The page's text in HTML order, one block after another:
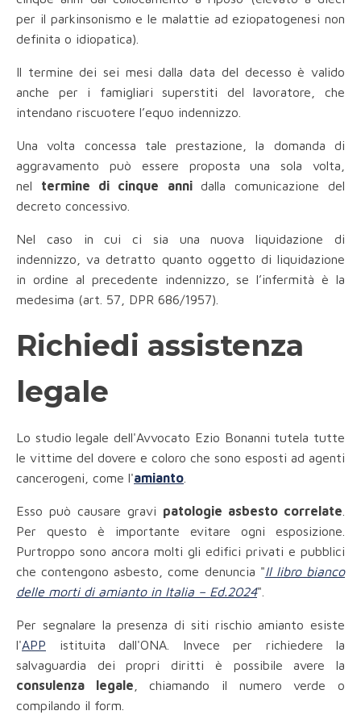
per il parkinsonismo e le malattie ad eziopatogenesi non
definita o idiopatica).
Il termine dei sei mesi dalla data del decesso è valido
anche per i famigliari superstiti del lavoratore, che
intendano riscuotere l’equo indennizzo.
Una volta concessa tale prestazione, la domanda di
aggravamento può essere proposta una sola volta,
nel termine di cinque anni dalla comunicazione del
decreto concessivo.
Nel caso in cui ci sia una nuova liquidazione di
indennizzo, va detratto quanto oggetto di liquidazione
in ordine al precedente indennizzo, se l’infermità è la
medesima (art. 57, DPR 686/1957).
Richiedi assistenza
legale
Lo studio legale dell'Avvocato Ezio Bonanni tutela tutte
le vittime del dovere e coloro che sono esposti ad agenti
cancerogeni, come l'amianto
Esso può causare gravi patologie asbesto correlate
Per questo è importante evitare ogni esposizione.
Purtroppo sono ancora molti gli edifici privati e pubblici
che contengono asbesto, come denuncia "Il libro bianco
delle morti di amianto in Italia – Ed.2024".
Per segnalare la presenza di siti rischio amianto esiste
l'APP istituita dall'ONA. Invece per richiedere la
salvaguardia dei propri diritti è possibile avere la
consulenza legale , chiamando il numero verde o
compilando il form.